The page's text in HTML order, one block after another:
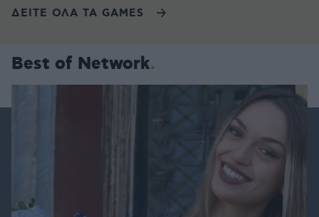
ΔΕΙΤΕ ΟΛΑ ΤΑ GAMES
Best of Network